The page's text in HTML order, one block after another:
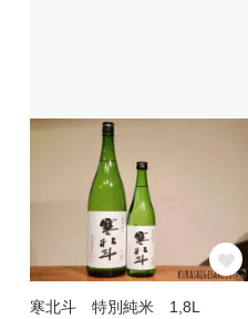
寒北斗 特別純米 1,8L